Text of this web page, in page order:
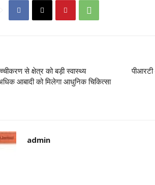
से क्षेत्र को बड़ी स्वास्थ्य
आबादी को मिलेगा आधुनिक चिकित्सा
पीआरटी
admin